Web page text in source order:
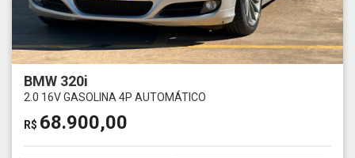
BMW 320i
2.0 16V GASOLINA 4P AUTOMÁTICO
R$ 68.900,00